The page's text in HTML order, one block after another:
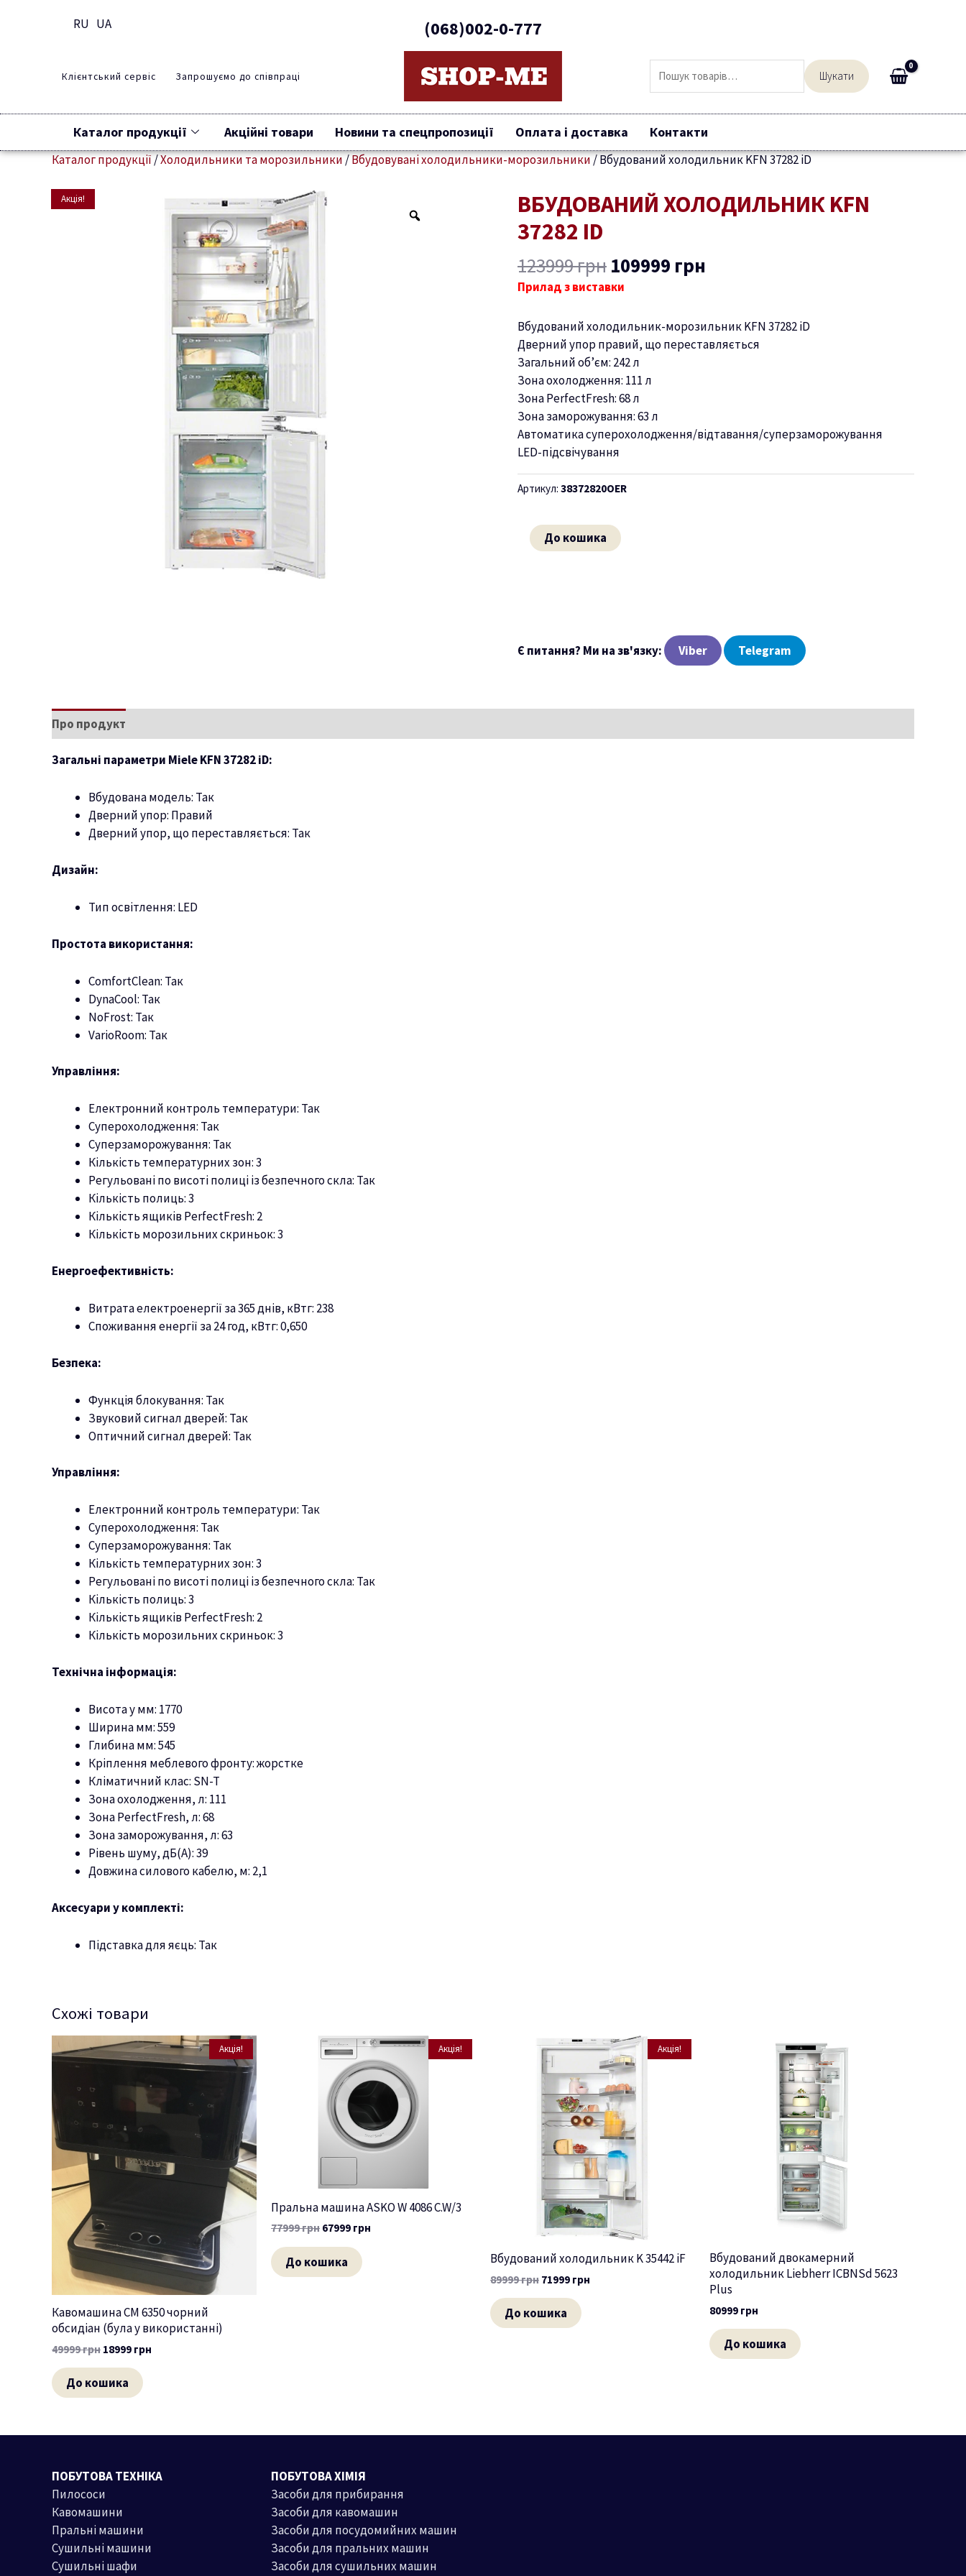
RU UA (068)002-0-777
Клієнтський сервіс Запрошуємо до співпраці Шукати
Каталог продукції Акційні товари Новини та спецпропозиції Оплата і доставка Контакти
Каталог продукції/Холодильники та морозильники/Вбудовувані холодильники-морозильники/Вбудований холодильник KFN 37282 iD
Акція!
ВБУДОВАНИЙ ХОЛОДИЛЬНИК KFN
37282 ID
123999грн
Оригінальна
ціна:
109999 грн
Поточна
ціна:
Прилад з виставки
Вбудований холодильник-морозильник KFN 37282 iD
Дверний упор правий, що переставляється
Загальний об’єм: 242 л
Зона охолодження: 111 л
Зона PerfectFresh: 68 л
Зона заморожування: 63 л
Автоматика суперохолодження/відтавання/суперзаморожування
LED-підсвічування
Артикул: 38372820OER
Вбудований
холодильник
KFN
iD
кількість
До кошика
Є питання? Ми на зв'язку: Viber Telegram
Про продукт
Загальні параметри Miele KFN 37282 iD:
Вбудована модель: Так
Дверний упор: Правий
Дверний упор, що переставляється: Так
Дизайн:
Тип освітлення: LED
Простота використання:
ComfortClean: Так
DynaCool: Так
NoFrost: Так
VarioRoom: Так
Управління:
Електронний контроль температури: Так
Суперохолодження: Так
Суперзаморожування: Так
Кількість температурних зон: 3
Регульовані по висоті полиці із безпечного скла: Так
Кількість полиць: 3
Кількість ящиків PerfectFresh: 2
Кількість морозильних скриньок: 3
Енергоефективність:
Витрата електроенергії за 365 днів, кВтг: 238
Споживання енергії за 24 год, кВтг: 0,650
Безпека:
Функція блокування: Так
Звуковий сигнал дверей: Так
Оптичний сигнал дверей: Так
Управління:
Електронний контроль температури: Так
Суперохолодження: Так
Суперзаморожування: Так
Кількість температурних зон: 3
Регульовані по висоті полиці із безпечного скла: Так
Кількість полиць: 3
Кількість ящиків PerfectFresh: 2
Кількість морозильних скриньок: 3
Технічна інформація:
Висота у мм: 1770
Ширина мм: 559
Глибина мм: 545
Кріплення меблевого фронту: жорстке
Кліматичний клас: SN-T
Зона охолодження, л: 111
Зона PerfectFresh, л: 68
Зона заморожування, л: 63
Рівень шуму, дБ(А): 39
Довжина силового кабелю, м: 2,1
Аксесуари у комплекті:
Підставка для яєць: Так
Схожі товари
Акція!
Кавомашина CM 6350 чорний
обсидіан (була у використанні)
49999грн 18999 грн
До кошика
Акція!
Пральна машина ASKO W 4086 C.W/3
77999грн 67999 грн
До кошика
Акція!
Вбудований холодильник K 35442 iF
89999грн 71999 грн
До кошика
Вбудований двокамерний
холодильник Liebherr ICBNSd 5623
Plus
80999 грн
До кошика
ПОБУТОВА ТЕХНІКА
Пилососи
Кавомашини
Пральні машини
Сушильні машини
Сушильні шафи
ПОБУТОВА ХІМІЯ
Засоби для прибирання
Засоби для кавомашин
Засоби для посудомийних машин
Засоби для пральних машин
Засоби для сушильних машин